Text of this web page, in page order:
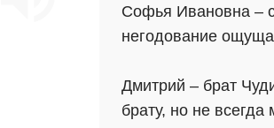
Софья Ивановна –
негодование
Дмитрий – брат
брату, но не